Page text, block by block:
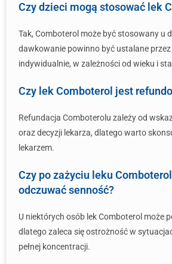
Czy dzieci mogą stosować lek
Tak, Comboterol może być stosowany u
dawkowanie powinno być ustalane przez
indywidualnie, w zależności od wieku i
Czy lek Comboterol jest
Refundacja Comboterolu zależy od
oraz decyzji lekarza, dlatego warto
lekarzem.
Czy po zażyciu leku
odczuwać senność?
U niektórych osób lek Comboterol może
dlatego zaleca się ostrożność w
pełnej koncentracji.